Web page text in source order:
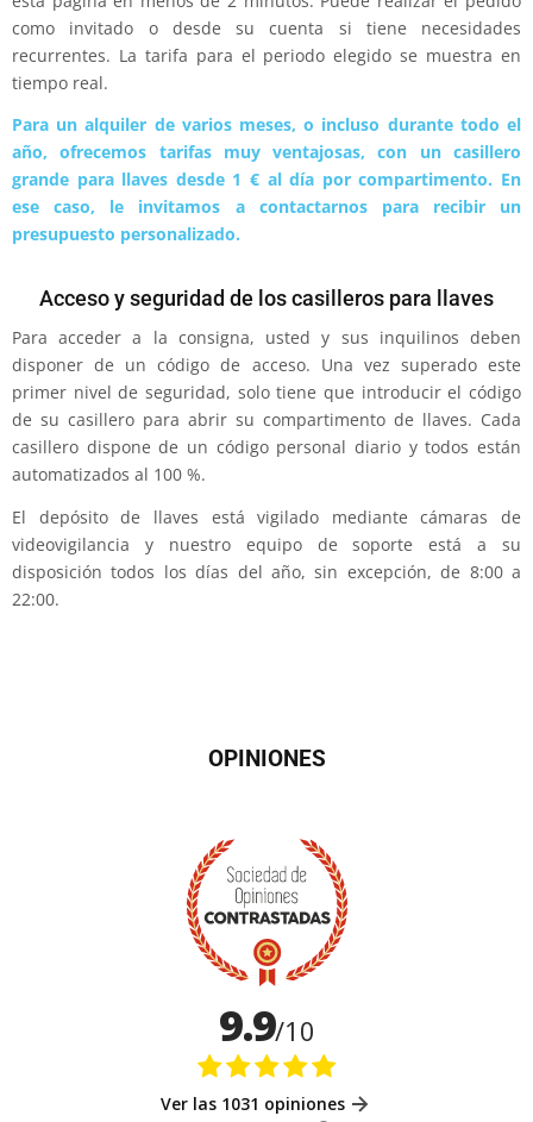
como invitado o desde su cuenta si tiene necesidades
recurrentes. La tarifa para el periodo elegido se muestra en
tiempo real.
Para un alquiler de varios meses, o incluso durante todo el
año, ofrecemos tarifas muy ventajosas, con un casillero
grande para llaves desde 1 € al día por compartimento. En
ese caso, le invitamos a contactarnos para recibir un
presupuesto personalizado.
Acceso y seguridad de los casilleros para llaves
Para acceder a la consigna, usted y sus inquilinos deben
disponer de un código de acceso. Una vez superado este
primer nivel de seguridad, solo tiene que introducir el código
de su casillero para abrir su compartimento de llaves. Cada
casillero dispone de un código personal diario y todos están
automatizados al 100 %.
El depósito de llaves está vigilado mediante cámaras de
videovigilancia y nuestro equipo de soporte está a su
disposición todos los días del año, sin excepción, de 8:00 a
22:00.
OPINIONES